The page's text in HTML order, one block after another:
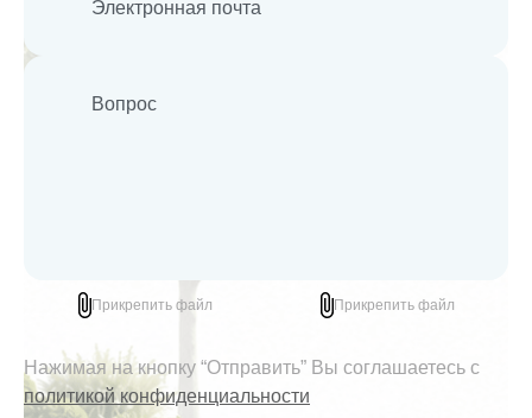
Прикрепить файл Прикрепить файл
Нажимая на кнопку “Отправить” Вы соглашаетесь с
политикой конфиденциальности